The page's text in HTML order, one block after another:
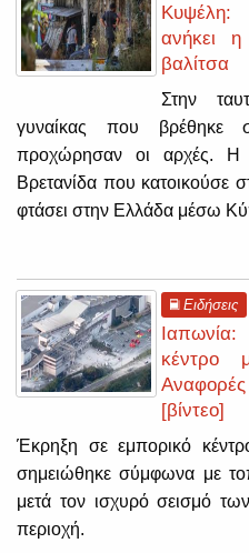
Κυψέλη:
ανήκει
βαλίτσα
Στην
γυναίκας που βρέθηκε
προχώρησαν οι αρχές. Η
Βρετανίδα που κατοικούσε
φτάσει στην Ελλάδα μέσω
Ειδήσεις
κέντρο
[βίντεο]
Έκρηξη σε εμπορικό
σημειώθηκε σύμφωνα με
μετά τον ισχυρό σεισμό
περιοχή.